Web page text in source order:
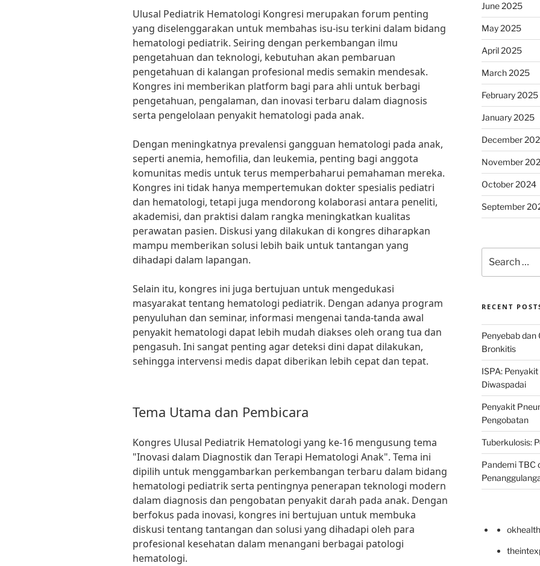
Ulusal Pediatrik Hematologi Kongresi merupakan forum penting
yang diselenggarakan untuk membahas isu-isu terkini dalam bidang
hematologi pediatrik. Seiring dengan perkembangan ilmu
pengetahuan dan teknologi, kebutuhan akan pembaruan
pengetahuan di kalangan profesional medis semakin mendesak.
Kongres ini memberikan platform bagi para ahli untuk berbagi
pengetahuan, pengalaman, dan inovasi terbaru dalam diagnosis
serta pengelolaan penyakit hematologi pada anak.
Dengan meningkatnya prevalensi gangguan hematologi pada anak,
seperti anemia, hemofilia, dan leukemia, penting bagi anggota
komunitas medis untuk terus memperbaharui pemahaman mereka.
Kongres ini tidak hanya mempertemukan dokter spesialis pediatri
dan hematologi, tetapi juga mendorong kolaborasi antara peneliti,
akademisi, dan praktisi dalam rangka meningkatkan kualitas
perawatan pasien. Diskusi yang dilakukan di kongres diharapkan
mampu memberikan solusi lebih baik untuk tantangan yang
dihadapi dalam lapangan.
Selain itu, kongres ini juga bertujuan untuk mengedukasi
masyarakat tentang hematologi pediatrik. Dengan adanya program
penyuluhan dan seminar, informasi mengenai tanda-tanda awal
penyakit hematologi dapat lebih mudah diakses oleh orang tua dan
pengasuh. Ini sangat penting agar deteksi dini dapat dilakukan,
sehingga intervensi medis dapat diberikan lebih cepat dan tepat.
Tema Utama dan Pembicara
Kongres Ulusal Pediatrik Hematologi yang ke-16 mengusung tema
"Inovasi dalam Diagnostik dan Terapi Hematologi Anak". Tema ini
dipilih untuk menggambarkan perkembangan terbaru dalam bidang
hematologi pediatrik serta pentingnya penerapan teknologi modern
dalam diagnosis dan pengobatan penyakit darah pada anak. Dengan
berfokus pada inovasi, kongres ini bertujuan untuk membuka
diskusi tentang tantangan dan solusi yang dihadapi oleh para
profesional kesehatan dalam menangani berbagai patologi
hematologi.
June 2025
May 2025
April 2025
March 2025
February 2025
January 2025
December
November
October 2024
September
for:
RECENT
Penyebab dan
Bronkitis
ISPA:
Diwaspadai
Penyakit
Pengobatan
Tuberkulosis:
Pandemi TBC